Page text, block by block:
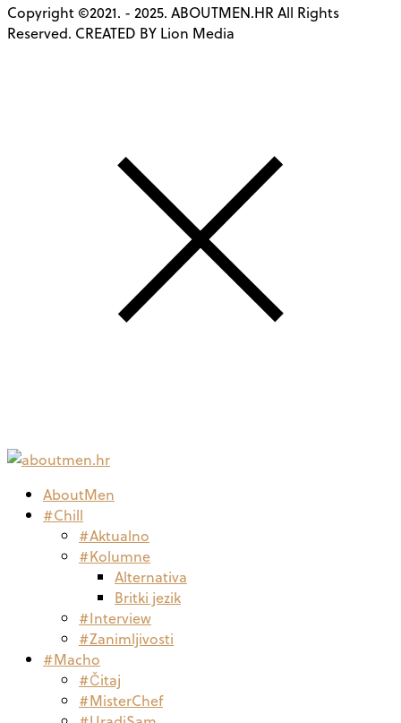
Copyright ©2021. - 2025. ABOUTMEN.HR All Rights
Reserved. CREATED BY Lion Media
AboutMen
#Chill
#Aktualno
#Kolumne
Alternativa
Britki jezik
#Interview
#Zanimljivosti
#Macho
#Čitaj
#MisterChef